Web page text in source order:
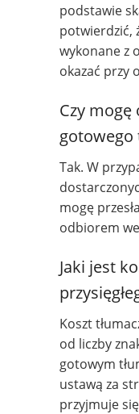
podstawie
potwierdzić,
wykonane z
okazać przy
Czy
gotowego
Tak. W
mogę
odbiorem
Jaki jest
Koszt
od liczby
gotowym
ustawą za
przyjmuje